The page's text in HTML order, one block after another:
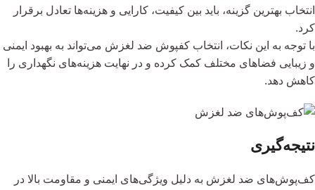
انتخاب بهترین گزینه، باید بین کیفیت، کارایی و هزینه‌ها تعادل برقرار
کرد.
با توجه به این نکات، انتخاب کفپوش ضد لغزش می‌تواند به بهبود ایمنی
و زیبایی فضاهای مختلف کمک کرده و در نهایت هزینه‌های نگهداری را
کاهش دهد.
نتیجه‌گیری
کف‌پوش‌های ضد لغزش به دلیل ویژگی‌های ایمنی و مقاومت بالا در